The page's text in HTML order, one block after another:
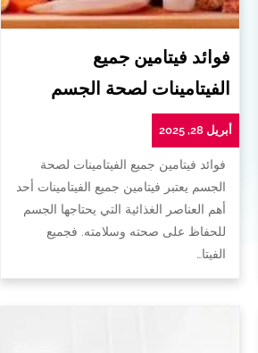
فوائد فيتامين جميع
الفيتامينات لصحة الجسم
أبريل 28, 2025
فوائد فيتامين جميع الفيتامينات لصحة
الجسم يعتبر فيتامين جميع الفيتامينات أحد
أهم العناصر الغذائية التي يحتاجها الجسم
للحفاظ على صحته وسلامته. فجميع
الفيتا…